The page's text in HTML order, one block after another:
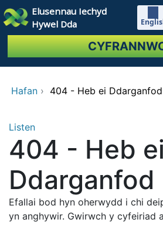
Neidio i'r prif gynnwy
Elusennau Iechyd
Hywel Dda
Hafan › 404 - Heb ei Ddarganfod
Listen
404 - Heb ei
Ddarganfod
Efallai bod hyn oherwydd i chi
yn anghywir. Gwirwch y cyfeiriad